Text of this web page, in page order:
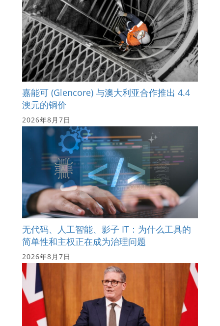
嘉能可 (Glencore) 与澳大利亚合作推出 4.4
澳元的铜价
2026年8月7日
无代码、人工智能、影子 IT：为什么工具的
简单性和主权正在成为治理问题
2026年8月7日